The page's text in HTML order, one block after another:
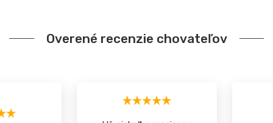
Overené recenzie chovateľov